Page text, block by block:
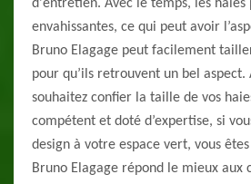
d'entretien. Avec le temps, les haies
envahissantes, ce qui peut avoir
Bruno Elagage peut facilement
pour qu’ils retrouvent un bel aspect.
souhaitez confier la taille de vos
compétent et doté d’expertise, si
design à votre espace vert, vous
Bruno Elagage répond le mieux